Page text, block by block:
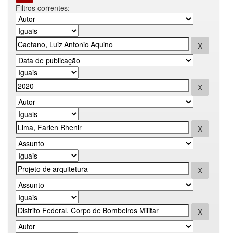
Filtros correntes: